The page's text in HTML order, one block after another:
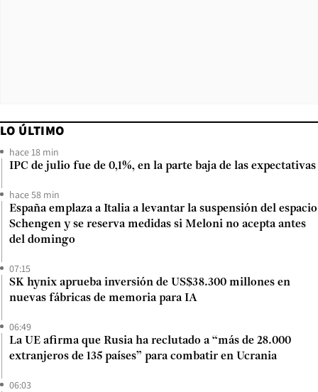
LO ÚLTIMO
hace 18 min
IPC de julio fue de 0,1%, en la parte baja de las expectativas
hace 58 min
España emplaza a Italia a levantar la suspensión del espacio
Schengen y se reserva medidas si Meloni no acepta antes
del domingo
07:15
SK hynix aprueba inversión de US$38.300 millones en
nuevas fábricas de memoria para IA
06:49
La UE afirma que Rusia ha reclutado a “más de 28.000
extranjeros de 135 países” para combatir en Ucrania
06:03